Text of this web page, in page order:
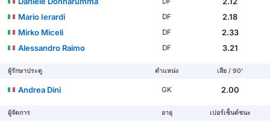
Mario Ierardi
DF
2.18
Mirko Miceli
DF
2.33
Alessandro Raimo
DF 3.21
ผู้รักษาประตู ตำแหน่ง เสีย / 90'
Andrea Dini GK 2.00
ผู้จัดการ อายุ เปอร์เซ็นต์ชนะ